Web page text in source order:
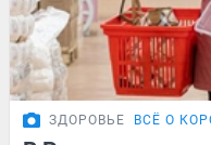
ЗДОРОВЬЕ ВСЁ О